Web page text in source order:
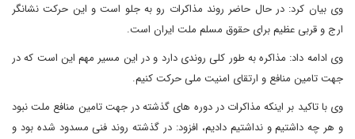
وی بیان کرد: در حال حاضر روند مذاکرات رو به جلو است و این حرکت نشانگر
ارج و قربی عظیم برای حقوق مسلم ملت ایران است.
وی ادامه داد: مذاکره به طور کلی روندی دارد و در این مسیر مهم این است که در
جهت تامین منافع و ارتقای امنیت ملی حرکت کنیم.
وی با تاکید بر اینکه مذاکرات در دوره های گذشته در جهت تامین منافع ملت نبود
و هر چه داشتیم و نداشتیم دادیم، افزود: در گذشته روند فنی مسدود شده بود و